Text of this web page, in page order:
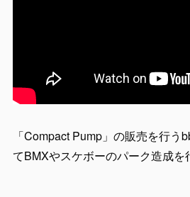
「Compact Pump」の販売を行う
てBMXやスケボーのパーク造成を